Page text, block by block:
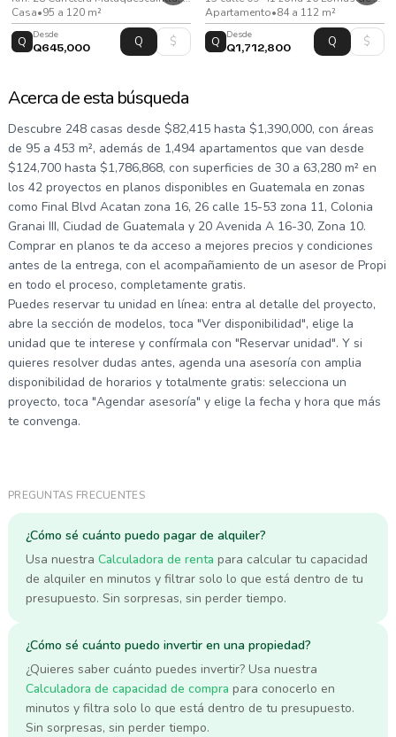
Casa•95 a 120 m²
Q
Desde
Q645,000
Apartamento•84 a 112 m²
Q
Desde
Q1,712,800
Acerca de esta búsqueda
Descubre 248 casas desde $82,415 hasta $1,390,000, con áreas
de 95 a 453 m², además de 1,494 apartamentos que van desde
$124,700 hasta $1,786,868, con superficies de 30 a 63,280 m² en
los 42 proyectos en planos disponibles en Guatemala en zonas
como Final Blvd Acatan zona 16, 26 calle 15-53 zona 11, Colonia
Granai III, Ciudad de Guatemala y 20 Avenida A 16-30, Zona 10.
Comprar en planos te da acceso a mejores precios y condiciones
antes de la entrega, con el acompañamiento de un asesor de Propi
en todo el proceso, completamente gratis.
Puedes reservar tu unidad en línea: entra al detalle del proyecto,
abre la sección de modelos, toca "Ver disponibilidad", elige la
unidad que te interese y confírmala con "Reservar unidad". Y si
quieres resolver dudas antes, agenda una asesoría con amplia
disponibilidad de horarios y totalmente gratis: selecciona un
proyecto, toca "Agendar asesoría" y elige la fecha y hora que más
te convenga.
PREGUNTAS FRECUENTES
¿Cómo sé cuánto puedo pagar de alquiler?
Usa nuestra Calculadora de renta para calcular tu capacidad
de alquiler en minutos y filtrar solo lo que está dentro de tu
presupuesto. Sin sorpresas, sin perder tiempo.
¿Cómo sé cuánto puedo invertir en una propiedad?
¿Quieres saber cuánto puedes invertir? Usa nuestra
Calculadora de capacidad de compra para conocerlo en
minutos y filtra solo lo que está dentro de tu presupuesto.
Sin sorpresas, sin perder tiempo.